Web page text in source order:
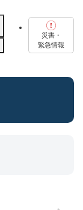
災害・
緊急情報